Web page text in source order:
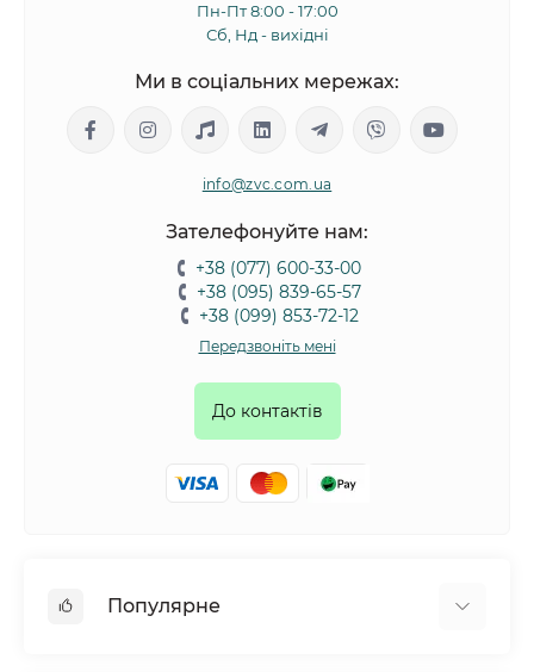
Пн-Пт 8:00 - 17:00
Сб, Нд - вихідні
Ми в соціальних мережах:
info@zvc.com.ua
Зателефонуйте нам:
+38 (077) 600-33-00
+38 (095) 839-65-57
+38 (099) 853-72-12
Передзвоніть мені
До контактів
Популярне